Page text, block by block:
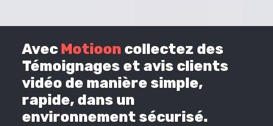
Avec Motioon collectez des
Témoignages et avis clients
vidéo de manière simple,
rapide, dans un
environnement sécurisé.